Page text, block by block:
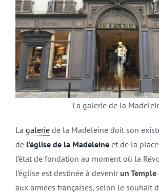
La galerie de la
La galeriede la Madeleine doit son
de l’église de la Madeleineet de la place
l’état de fondation au moment où la
l’église est destinée à devenirun
aux armées françaises, selon le souhait